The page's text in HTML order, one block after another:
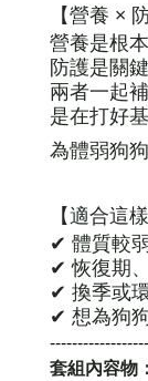
【營養 ×
營養是根本
防護是關鍵
兩者一起
是在打好
為體弱狗
【適合這
✔ 體質較
✔ 恢復期
✔ 換季或
✔ 想為狗
套組內容物